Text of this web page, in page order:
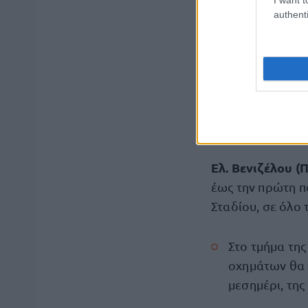
και Συγγρού.
η διακοπή της
μεσημέρι,ενώ
μεσημέρι έως
Ελ. Βενιζέλου
έως την πρώτη
Σταδίου, σε όλο
Στο τμήμα
οχημάτων θα
μεσημέρι, της